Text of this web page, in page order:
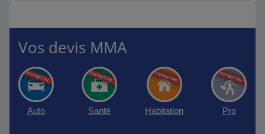
Vos devis MMA
Auto Santé Habitation Pro